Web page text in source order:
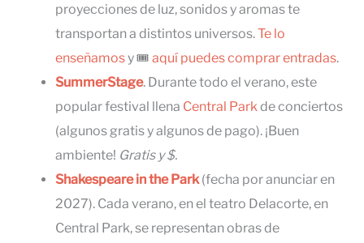
proyecciones de luz, sonidos y aromas te
transportan a distintos universos.Te lo
enseñamosy 🎟 aquí puedes comprar entradas.
SummerStage. Durante todo el verano, este
popular festival llena Central Park de conciertos
(algunos gratis y algunos de pago). ¡Buen
ambiente! Gratis y $.
Shakespeare in the Park (fecha por anunciar en
2027). Cada verano, en el teatro Delacorte, en
Central Park, se representan obras de